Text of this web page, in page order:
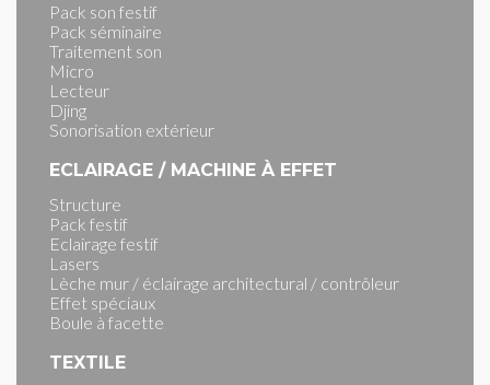
Pack son festif
Pack séminaire
Traitement son
Micro
Lecteur
Djing
Sonorisation extérieur
ECLAIRAGE / MACHINE À EFFET
Structure
Pack festif
Eclairage festif
Lasers
Lèche mur / éclairage architectural / contrôleur
Effet spéciaux
Boule à facette
TEXTILE